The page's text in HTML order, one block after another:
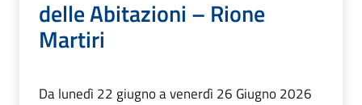
delle Abitazioni – Rione
Martiri
Da lunedì 22 giugno a venerdì 26 Giugno 2026